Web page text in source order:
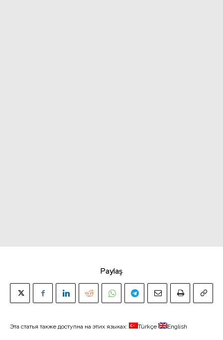
Paylaş
Эта статья также доступна на этих языках: Türkçe English